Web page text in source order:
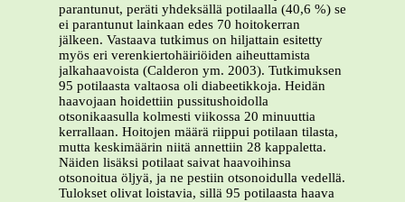
parantunut, peräti yhdeksällä potilaalla (40,6 %) se
ei parantunut lainkaan edes 70 hoitokerran
jälkeen. Vastaava tutkimus on hiljattain esitetty
myös eri verenkiertohäiriöiden aiheuttamista
jalkahaavoista (Calderon ym. 2003). Tutkimuksen
95 potilaasta valtaosa oli diabeetikkoja. Heidän
haavojaan hoidettiin pussitushoidolla
otsonikaasulla kolmesti viikossa 20 minuuttia
kerrallaan. Hoitojen määrä riippui potilaan tilasta,
mutta keskimäärin niitä annettiin 28 kappaletta.
Näiden lisäksi potilaat saivat haavoihinsa
otsonoitua öljyä, ja ne pestiin otsonoidulla vedellä.
Tulokset olivat loistavia, sillä 95 potilaasta haava